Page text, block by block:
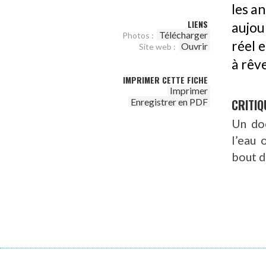
LIENS
Photos : Télécharger
Site web : Ouvrir
IMPRIMER CETTE FICHE
Imprimer
Enregistrer en PDF
les
réel
à
Un
l’eau
bout